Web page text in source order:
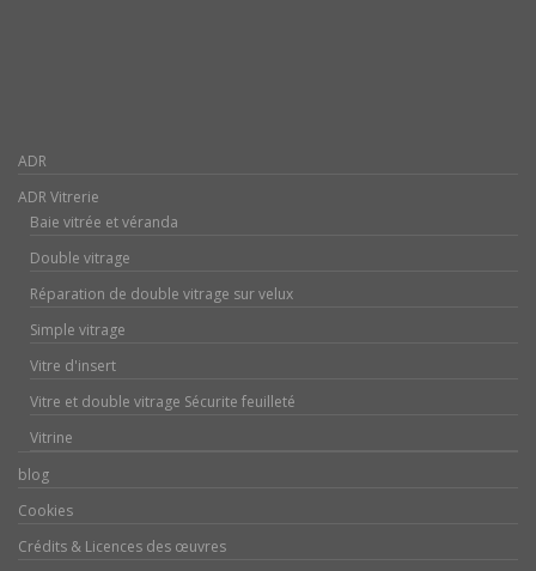
ADR
ADR Vitrerie
Baie vitrée et véranda
Double vitrage
Réparation de double vitrage sur velux
Simple vitrage
Vitre d'insert
Vitre et double vitrage Sécurite feuilleté
Vitrine
blog
Cookies
Crédits & Licences des œuvres